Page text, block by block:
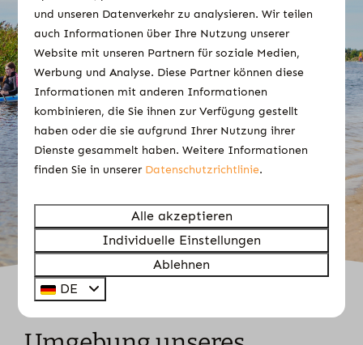
kannten wir von anderen Campingplätzen
nicht. Viele Komplimente dafür! Wir haben
unseren Aufenthalt genossen."
- Werner L. hat auf demKomfortplatz mit
privaten Sanitäreinrichtungenübernachtet
Weitere Bewertungen lesen
und unseren Datenverkehr zu analysieren. Wir teilen
auch Informationen über Ihre Nutzung unserer
Website mit unseren Partnern für soziale Medien,
Werbung und Analyse. Diese Partner können diese
Informationen mit anderen Informationen
kombinieren, die Sie ihnen zur Verfügung gestellt
haben oder die sie aufgrund Ihrer Nutzung ihrer
Dienste gesammelt haben. Weitere Informationen
finden Sie in unserer Datenschutzrichtlinie.
Alle akzeptieren
Individuelle Einstellungen
Ablehnen
DE